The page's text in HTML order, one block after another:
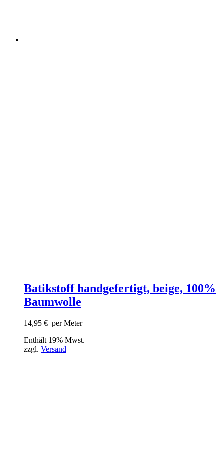
Batikstoff handgefertigt, beige, 100%
Baumwolle
14,95 € per Meter
Enthält 19% Mwst.
zzgl. Versand